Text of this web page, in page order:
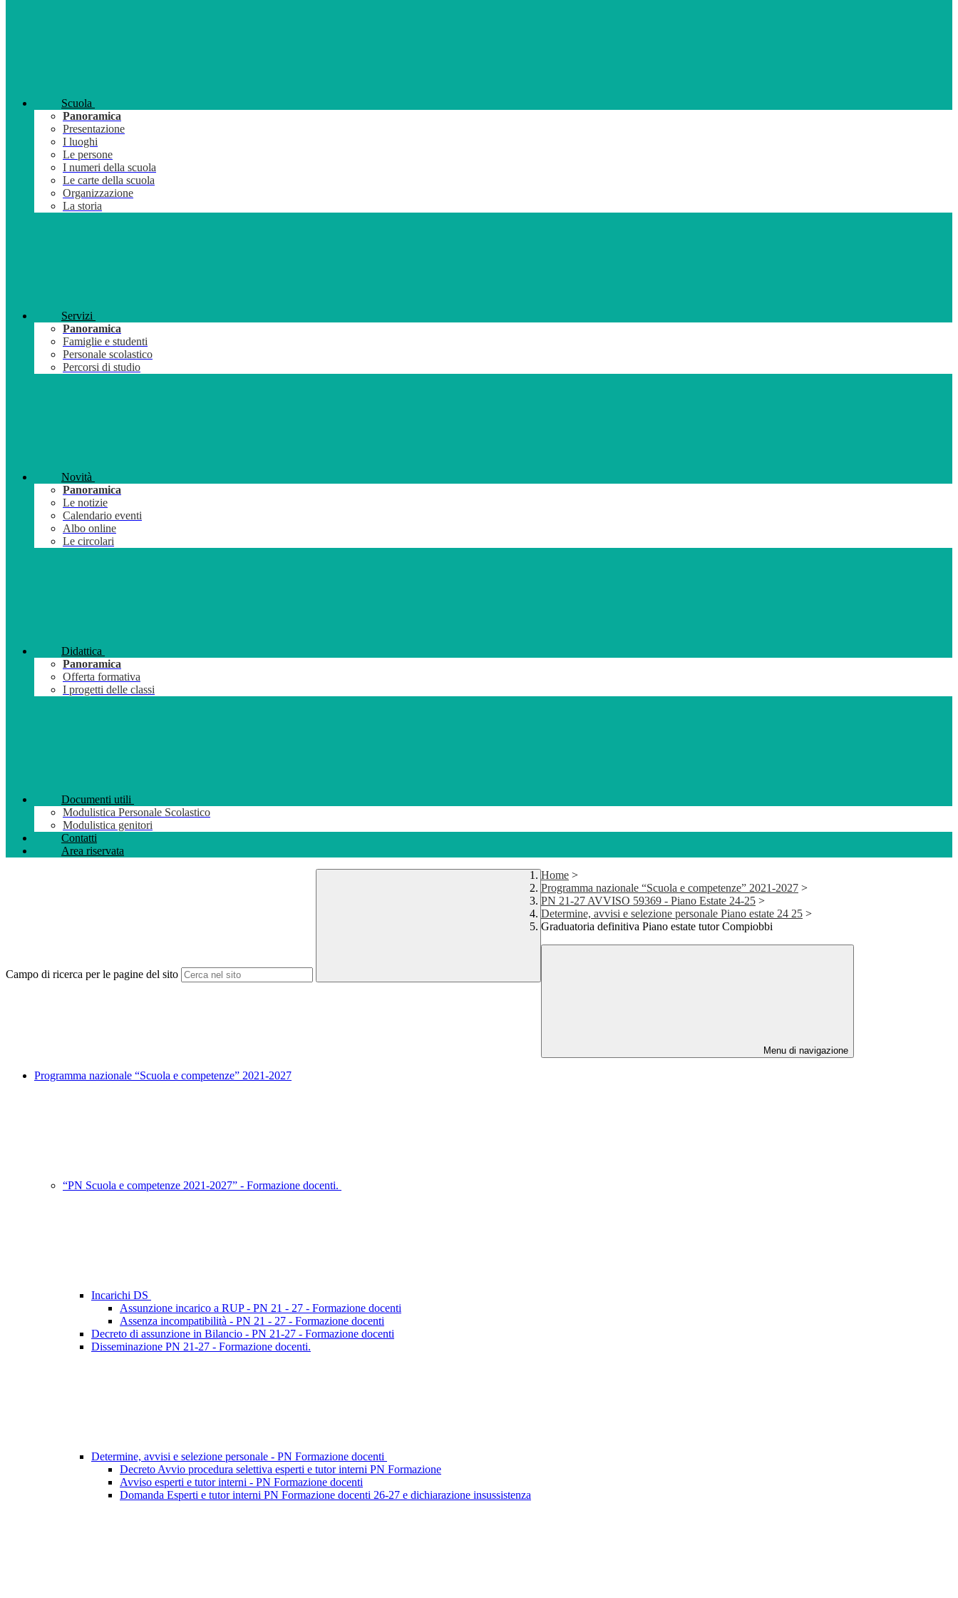
Scuola
Panoramica
Presentazione
I luoghi
Le persone
I numeri della scuola
Le carte della scuola
Organizzazione
La storia
Servizi
Panoramica
Famiglie e studenti
Personale scolastico
Percorsi di studio
Novità
Panoramica
Le notizie
Calendario eventi
Albo online
Le circolari
Didattica
Panoramica
Offerta formativa
I progetti delle classi
Documenti utili
Modulistica Personale Scolastico
Modulistica genitori
Contatti
Area riservata
Campo di ricerca per le pagine del sito
Home >
Programma nazionale “Scuola e competenze” 2021-2027 >
PN 21-27 AVVISO 59369 - Piano Estate 24-25 >
Determine, avvisi e selezione personale Piano estate 24 25 >
Graduatoria definitiva Piano estate tutor Compiobbi
Menu di navigazione
Programma nazionale “Scuola e competenze” 2021-2027
“PN Scuola e competenze 2021-2027” - Formazione docenti.
Incarichi DS
Assunzione incarico a RUP - PN 21 - 27 - Formazione docenti
Assenza incompatibilità - PN 21 - 27 - Formazione docenti
Decreto di assunzione in Bilancio - PN 21-27 - Formazione docenti
Disseminazione PN 21-27 - Formazione docenti.
Determine, avvisi e selezione personale - PN Formazione docenti
Decreto Avvio procedura selettiva esperti e tutor interni PN Formazione
Avviso esperti e tutor interni - PN Formazione docenti
Domanda Esperti e tutor interni PN Formazione docenti 26-27 e dichiarazione insussistenza